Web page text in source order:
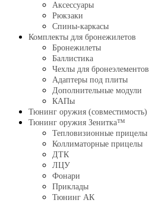
Аксессуары
Рюкзаки
Спины-каркасы
Комплекты для бронежилетов
Бронежилеты
Баллистика
Чехлы для бронеэлементов
Адаптеры под плиты
Дополнительные модули
КАПы
Тюнинг оружия (совместимость)
Тюнинг оружия Зенитка™
Тепловизионные прицелы
Коллиматорные прицелы
ДТК
ЛЦУ
Фонари
Приклады
Тюнинг АК